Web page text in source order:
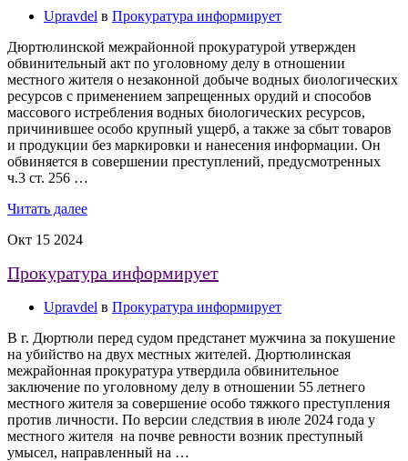
Upravdel в Прокуратура информирует
Дюртюлинской межрайонной прокуратурой утвержден
обвинительный акт по уголовному делу в отношении
местного жителя о незаконной добыче водных биологических
ресурсов с применением запрещенных орудий и способов
массового истребления водных биологических ресурсов,
причинившее особо крупный ущерб, а также за сбыт товаров
и продукции без маркировки и нанесения информации. Он
обвиняется в совершении преступлений, предусмотренных
ч.3 ст. 256 …
Читать далее
Окт 15 2024
Прокуратура информирует
Upravdel в Прокуратура информирует
В г. Дюртюли перед судом предстанет мужчина за покушение
на убийство на двух местных жителей. Дюртюлинская
межрайонная прокуратура утвердила обвинительное
заключение по уголовному делу в отношении 55 летнего
местного жителя за совершение особо тяжкого преступления
против личности. По версии следствия в июле 2024 года у
местного жителя на почве ревности возник преступный
умысел, направленный на …